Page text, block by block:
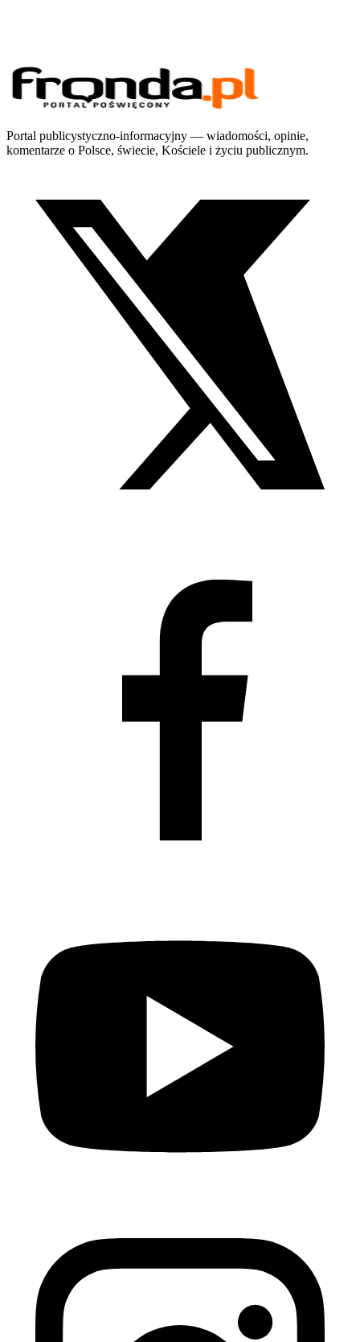
Portal publicystyczno-informacyjny — wiadomości, opinie,
komentarze o Polsce, świecie, Kościele i życiu publicznym.